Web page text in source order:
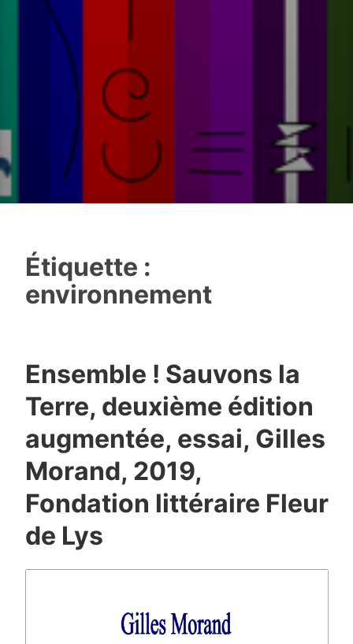
Étiquette :
environnement
Ensemble ! Sauvons la
Terre, deuxième édition
augmentée, essai, Gilles
Morand, 2019,
Fondation littéraire Fleur
de Lys